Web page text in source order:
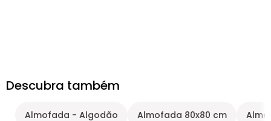
Descubra também
Almofada - Algodão Almofada 80x80 cm